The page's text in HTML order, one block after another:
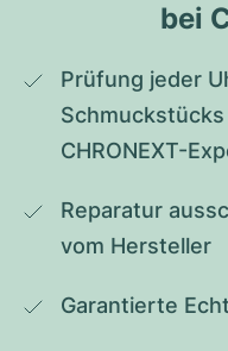
bei
Prüfung jeder
CHRONEXT-
Reparatur
vom Hersteller
Garantierte